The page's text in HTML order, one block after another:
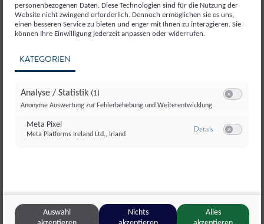
LFS Winklhof - Landwirtschaftsbetrieb Winklhof,
Oberalm
Butter
Bergkäse
personenbezogenen Daten. Diese Technologien sind für die Nutzung der
Website nicht zwingend erforderlich. Dennoch ermöglichen sie es uns,
einen besseren Service zu bieten und enger mit Ihnen zu interagieren. Sie
können Ihre Einwilligung jederzeit anpassen oder widerrufen.
KATEGORIEN
Analyse / Statistik (1)
Anonyme Auswertung zur Fehlerbehebung und Weiterentwicklung
Meta Pixel
Meta Platforms Ireland Ltd., Irland
Detailszu Meta Pixel
Auswahl
Nichts
Alles